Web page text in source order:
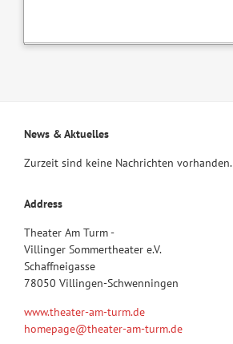
News & Aktuelles
Zurzeit sind keine Nachrichten vorhanden.
Address
Theater Am Turm -
Villinger Sommertheater e.V.
Schaffneigasse
78050 Villingen-Schwenningen
www.theater-am-turm.de
homepage@theater-am-turm.de